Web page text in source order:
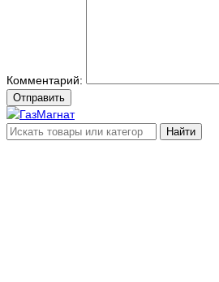
Комментарий:
Отправить
Найти